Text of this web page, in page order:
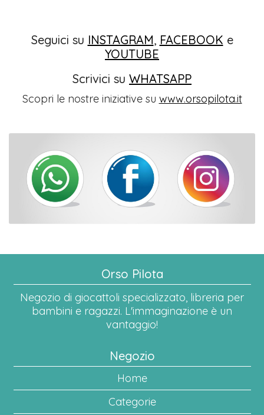
Seguici su INSTAGRAM, FACEBOOK e
YOUTUBE
Scrivici su WHATSAPP
Scopri le nostre iniziative su www.orsopilota.it
Orso Pilota
Negozio di giocattoli specializzato, libreria per
bambini e ragazzi. L'immaginazione è un
vantaggio!
Negozio
Home
Categorie